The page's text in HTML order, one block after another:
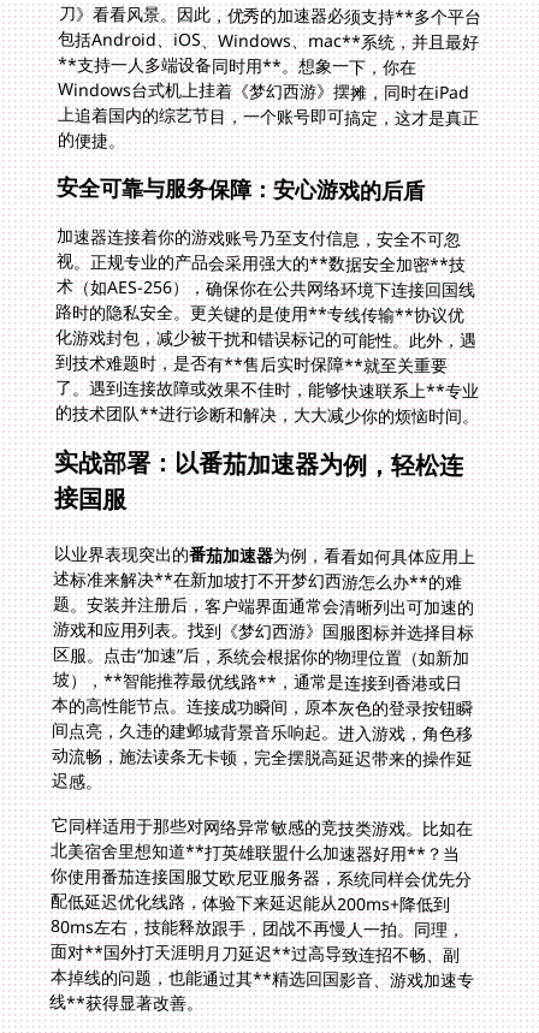
的便捷。
安全可靠与服务保障：安心游戏的后盾
加速器连接着你的游戏账号乃至支付信息，安全不可忽
视。正规专业的产品会采用强大的**数据安全加密**技
术（如AES-256），确保你在公共网络环境下连接回国线
路时的隐私安全。更关键的是使用**专线传输**协议优
化游戏封包，减少被干扰和错误标记的可能性。此外，遇
到技术难题时，是否有**售后实时保障**就至关重要
了。遇到连接故障或效果不佳时，能够快速联系上**专业
的技术团队**进行诊断和解决，大大减少你的烦恼时间。
实战部署：以番茄加速器为例，轻松连
接国服
以业界表现突出的番茄加速器为例，看看如何具体应用上
述标准来解决**在新加坡打不开梦幻西游怎么办**的难
题。安装并注册后，客户端界面通常会清晰列出可加速的
游戏和应用列表。找到《梦幻西游》国服图标并选择目标
区服。点击“加速”后，系统会根据你的物理位置（如新加
坡），**智能推荐最优线路**，通常是连接到香港或日
本的高性能节点。连接成功瞬间，原本灰色的登录按钮瞬
间点亮，久违的建邺城背景音乐响起。进入游戏，角色移
动流畅，施法读条无卡顿，完全摆脱高延迟带来的操作延
迟感。
它同样适用于那些对网络异常敏感的竞技类游戏。比如在
北美宿舍里想知道**打英雄联盟什么加速器好用**？当
你使用番茄连接国服艾欧尼亚服务器，系统同样会优先分
配低延迟优化线路，体验下来延迟能从200ms+降低到
80ms左右，技能释放跟手，团战不再慢人一拍。同理，
面对**国外打天涯明月刀延迟**过高导致连招不畅、副
本掉线的问题，也能通过其**精选回国影音、游戏加速专
线**获得显著改善。